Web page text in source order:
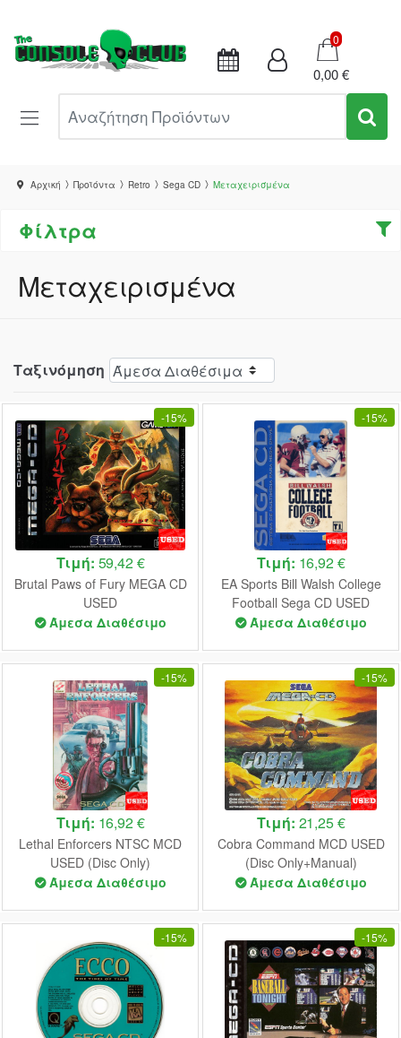
Καλάθι
0
0,00 €
Αρχική Προϊόντα Retro Sega CD Μεταχειρισμένα
Φίλτρα
Μεταχειρισμένα
Ταξινόμηση
-15%
Τιμή: 59,42 €
Brutal Paws of Fury MEGA CD
USED
Άμεσα Διαθέσιμο
-15%
Τιμή: 16,92 €
EA Sports Bill Walsh College
Football Sega CD USED
(NTSC/Disc Only/Unofficial
Άμεσα Διαθέσιμο
-15%
Τιμή: 16,92 €
Lethal Enforcers NTSC MCD
USED (Disc Only)
Άμεσα Διαθέσιμο
-15%
Τιμή: 21,25 €
Cobra Command MCD USED
(Disc Only+Manual)
Άμεσα Διαθέσιμο
-15% -15%